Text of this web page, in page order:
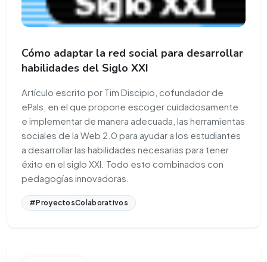
Cómo adaptar la red social para desarrollar
habilidades del Siglo XXI
Artículo escrito por Tim Discipio, cofundador de
ePals, en el que propone escoger cuidadosamente
e implementar de manera adecuada, las herramientas
sociales de la Web 2.0 para ayudar a los estudiantes
a desarrollar las habilidades necesarias para tener
éxito en el siglo XXI. Todo esto combinados con
pedagogías innovadoras.
#ProyectosColaborativos